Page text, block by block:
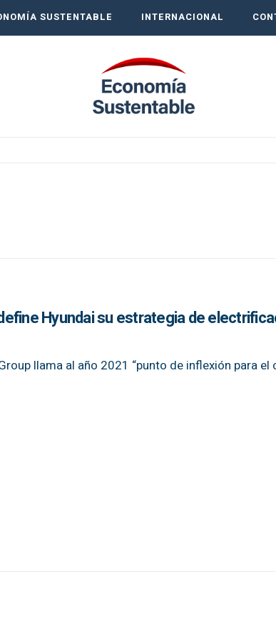
SUSTENTABLE INTERNACIONAL
Hyundai su estrategia de
llama al año 2021 “punto de inflexión para